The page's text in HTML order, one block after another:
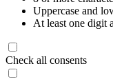
Uppercase and
At least one digit
Check all consents